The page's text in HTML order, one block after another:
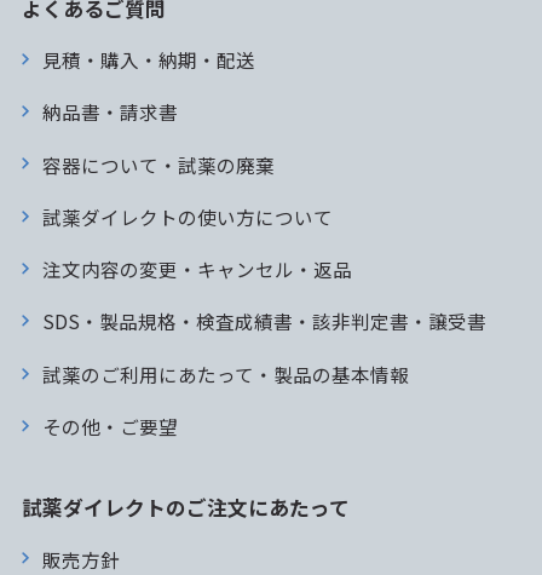
よくあるご質問
見積・購入・納期・配送
納品書・請求書
容器について・試薬の廃棄
試薬ダイレクトの使い方について
注文内容の変更・キャンセル・返品
SDS・製品規格・検査成績書・該非判定書・譲受書
試薬のご利用にあたって・製品の基本情報
その他・ご要望
試薬ダイレクトのご注文にあたって
販売方針